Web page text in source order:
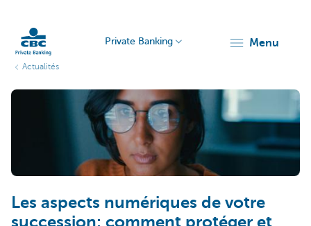
Private Banking menu
Actualités
Les aspects numériques de votre
succession: comment protéger et